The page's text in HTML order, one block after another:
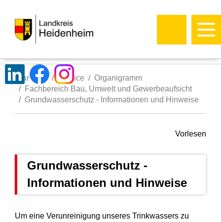
Startseite Service
Organigramm
Fachbereich Bau, Umwelt und Gewerbeaufsicht
Grundwasserschutz - Informationen und Hinweise
Vorlesen
Grundwasserschutz -
Informationen und Hinweise
Um eine Verunreinigung unseres Trinkwassers zu